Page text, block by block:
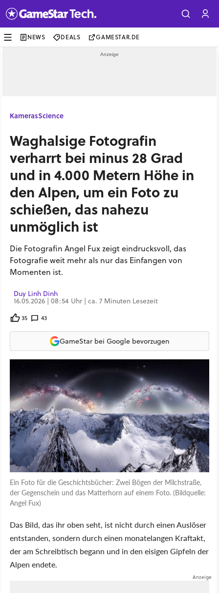
NEWS DEALS GAMESTAR.DE
KamerasScience
Waghalsige Fotografin
verharrt bei minus 28 Grad
und in 4.000 Metern Höhe in
den Alpen, um ein Foto zu
schießen, das nahezu
unmöglich ist
Die Fotografin Angel Fux zeigt eindrucksvoll, das
Fotografie weit mehr als nur das Einfangen von
Momenten ist.
Duy Linh Dinh
16.05.2026 | 08:54 Uhr | ca. 7 Minuten Lesezeit
35 43
GameStar bei Google bevorzugen
Ein Foto für die Geschichtsbücher: Zwei Bögen der Milchstraße,
der Gegenschein und das Matterhorn auf einem Foto. (Bildquelle:
Angel Fux)
Das Bild, das ihr oben seht, ist nicht durch einen Auslöser
entstanden, sondern durch einen monatelangen Kraftakt,
der am Schreibtisch begann und in den eisigen Gipfeln der
Alpen endete.